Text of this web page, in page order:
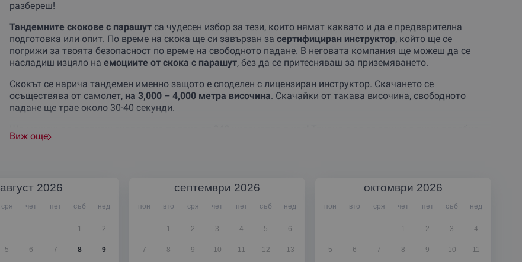
разбереш!
Тандемните скокове с парашутса чудесен избор за тези, които нямат каквато и да е предварителна
подготовка или опит. По време на скока ще си завързан за сертифициран инструктор, който ще се
погрижи за твоята безопасност по време на свободното падане. В неговата компания ще можеш да се
насладиш изцяло на емоциите от скока с парашут, без да се притесняваш за приземяването.
Скокът се нарича тандемен именно защото е споделен с лицензиран инструктор. Скачането се
осъществява от самолет, на 3,000 – 4,000 метра височина. Скачайки от такава височина, свободното
падане ще трае около 30-40 секунди.
емоция, можеш да разбереш истински само като опиташ! Средната продължителност на полета е около 5
приземиш на земята, ще си изпълнен с енергия и увереност! Ще можеш да продължиш пълноценно деня си,
който е започнал със
Виж още
август 2026
сря чет пет съб нед
1 2
5 6 7 8 9
септември 2026
пон вто сря чет пет съб нед
1 2 3 4 5 6
7 8 9 10 11 12 13
октомври 2026
пон вто сря чет пет съб нед
1 2 3 4
5 6 7 8 9 10 11